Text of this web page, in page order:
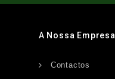
A Nossa Empresa
Contactos